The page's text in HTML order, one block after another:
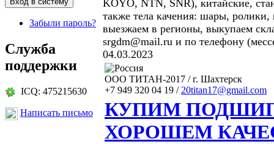
Забыли пароль?
Служба
поддержки
ICQ: 475215630
Написать письмо
KOYO, NTN, SNR), китайские,
также тела качения: шары,
выезжаем в регионы, выкупаем
srgdm@mail.ru и по телефону
04.03.2023
ООО ТИТАН-2017 / г. Шахтерск
+7 949 320 04 19 / 20titan17@gmail.com
КУПИМ
ХОРОШЕМ